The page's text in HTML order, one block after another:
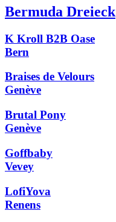
Bermuda Dreieck
K Kroll B2B Oase
Bern
Braises de Velours
Genève
Brutal Pony
Genève
Goffbaby
Vevey
LofiYova
Renens